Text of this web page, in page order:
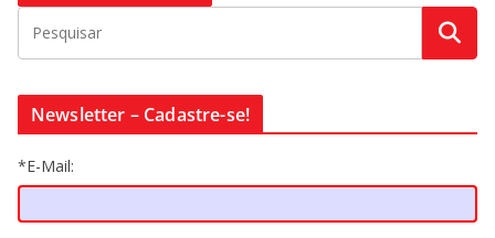
Newsletter – Cadastre-se!
*E-Mail: